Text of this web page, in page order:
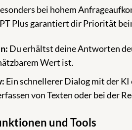
bei hohem
Plus garantiert dir Priorität
Du erhältst deine Antworten
Wert ist.
Ein schnellerer Dialog mit der
von Texten oder bei der
und Tools